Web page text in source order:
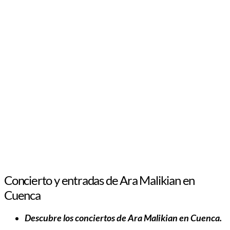
Concierto y entradas de Ara Malikian en
Cuenca
Descubre los conciertos de Ara Malikian en Cuenca.